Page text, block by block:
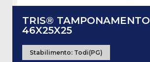
TRIS® TAMPONAMENTO
46X25X25
Stabilimento: Todi(PG)